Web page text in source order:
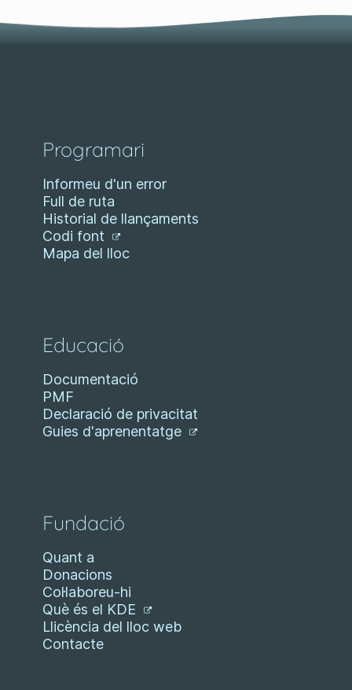
Programari
Informeu d'un error
Full de ruta
Historial de llançaments
Codi font
Mapa del lloc
Educació
Documentació
PMF
Declaració de privacitat
Guies d'aprenentatge
Fundació
Quant a
Donacions
Col·laboreu-hi
Què és el KDE
Llicència del lloc web
Contacte